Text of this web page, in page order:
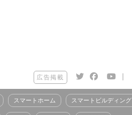
広告掲載 |
スマートホーム スマートビルディング